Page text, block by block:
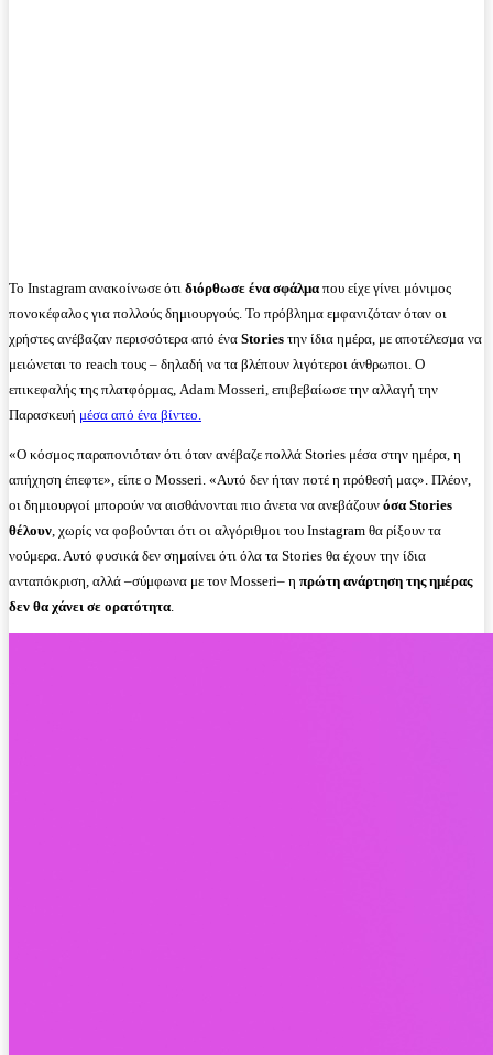
Το Instagram ανακοίνωσε ότι διόρθωσε ένα σφάλμα που είχε γίνει μόνιμος
πονοκέφαλος για πολλούς δημιουργούς. Το πρόβλημα εμφανιζόταν όταν οι
χρήστες ανέβαζαν περισσότερα από ένα Stories την ίδια ημέρα, με αποτέλεσμα να
μειώνεται το reach τους – δηλαδή να τα βλέπουν λιγότεροι άνθρωποι. Ο
επικεφαλής της πλατφόρμας, Adam Mosseri, επιβεβαίωσε την αλλαγή την
Παρασκευή μέσα από ένα βίντεο.
«Ο κόσμος παραπονιόταν ότι όταν ανέβαζε πολλά Stories μέσα στην ημέρα, η
απήχηση έπεφτε», είπε ο Mosseri. «Αυτό δεν ήταν ποτέ η πρόθεσή μας». Πλέον,
οι δημιουργοί μπορούν να αισθάνονται πιο άνετα να ανεβάζουν όσα Stories
θέλουν , χωρίς να φοβούνται ότι οι αλγόριθμοι του Instagram θα ρίξουν τα
νούμερα. Αυτό φυσικά δεν σημαίνει ότι όλα τα Stories θα έχουν την ίδια
ανταπόκριση, αλλά –σύμφωνα με τον Mosseri– η πρώτη ανάρτηση της ημέρας
δεν θα χάνει σε ορατότητα